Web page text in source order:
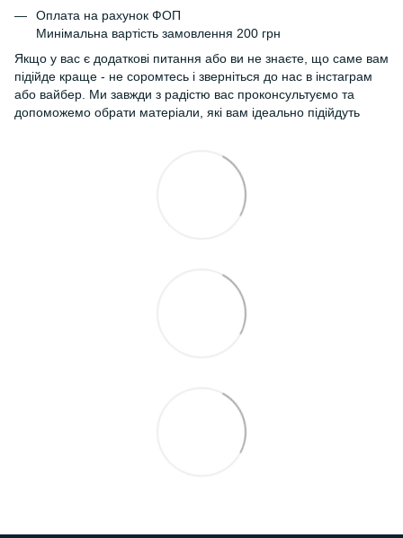
Оплата на рахунок ФОП
Минімальна вартість замовлення 200 грн
Якщо у вас є додаткові питання або ви не знаєте, що саме вам
підійде краще - не соромтесь і зверніться до нас в інстаграм
або вайбер. Ми завжди з радістю вас проконсультуємо та
допоможемо обрати матеріали, які вам ідеально підійдуть